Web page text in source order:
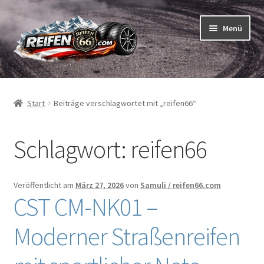
Zur
Navigation
springen
Zum
Inhalt
springen
Menü
Reifen
Schläuche
So bestellen Sie
Marken
Reifentests
Start Beiträge verschlagwortet mit „reifen66“
Schlagwort: reifen66
Veröffentlicht am März 27, 2026von Samuli / reifen66.com
CST CM-NK01 –
Moderner Straßenreifen